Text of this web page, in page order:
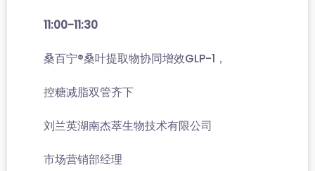
11:00-11:30
桑百宁®桑叶提取物协同增效GLP-1，
控糖减脂双管齐下
刘兰英湖南杰萃生物技术有限公司
市场营销部经理